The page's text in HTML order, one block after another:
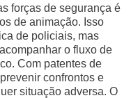
forças de segurança é
de animação. Isso
de policiais, mas
o fluxo de
Com patentes de
confrontos e
situação adversa. O